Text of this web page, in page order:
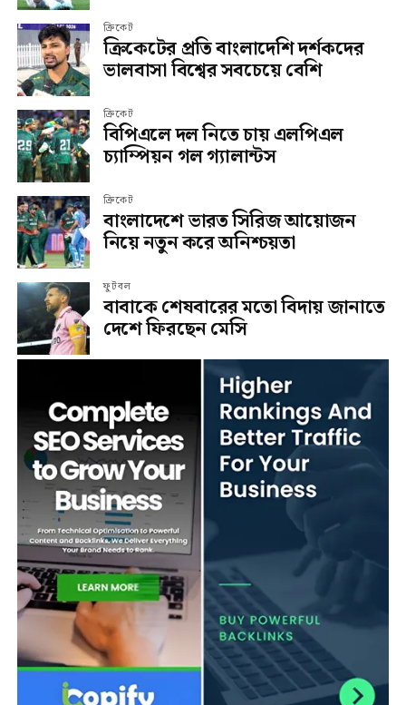
ক্রিকেট
ক্রিকেটের প্রতি বাংলাদেশি দর্শকদের
ভালবাসা বিশ্বের সবচেয়ে বেশি
ক্রিকেট
বিপিএলে দল নিতে চায় এলপিএল
চ্যাম্পিয়ন গল গ্যালান্টস
ক্রিকেট
বাংলাদেশে ভারত সিরিজ আয়োজন
নিয়ে নতুন করে অনিশ্চয়তা
ফুটবল
বাবাকে শেষবারের মতো বিদায় জানাতে
দেশে ফিরছেন মেসি